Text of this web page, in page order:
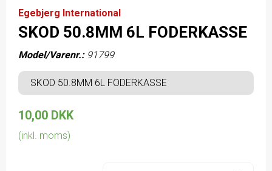
Egebjerg International
SKOD 50.8MM 6L FODERKASSE
Model/Varenr.: 91799
SKOD 50.8MM 6L FODERKASSE
10,00 DKK
(inkl. moms)